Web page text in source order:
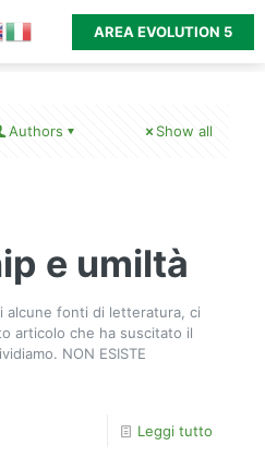
AREA EVOLUTION 5
Authors Show all
e umiltà
alcune fonti di letteratura, ci
articolo che ha suscitato il
NON ESISTE
Leggi tutto